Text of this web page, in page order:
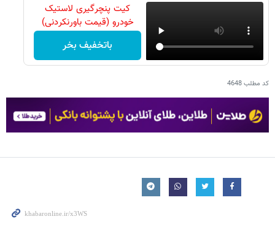
کیت پنچرگیری لاستیک
خودرو (قیمت باورنکردنی)
باتخفیف بخر
کد مطلب4648